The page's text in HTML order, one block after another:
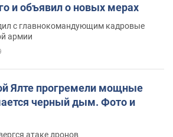
и объявил о новых мерах
с главнокомандующим кадровые
армии
Ялте прогремели мощные
черный дым. Фото и
атаке дронов